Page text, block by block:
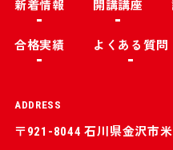
新着情報 開講講座
合格実績 よくある質問
ADDRESS
〒921-8044 石川県金沢市